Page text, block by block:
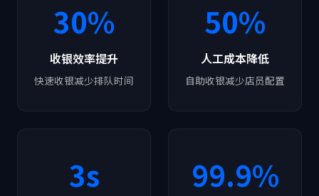
30%
收银效率提升
快速收银减少排队时间
50%
人工成本降低
自助收银减少店员配置
3s 99.9%